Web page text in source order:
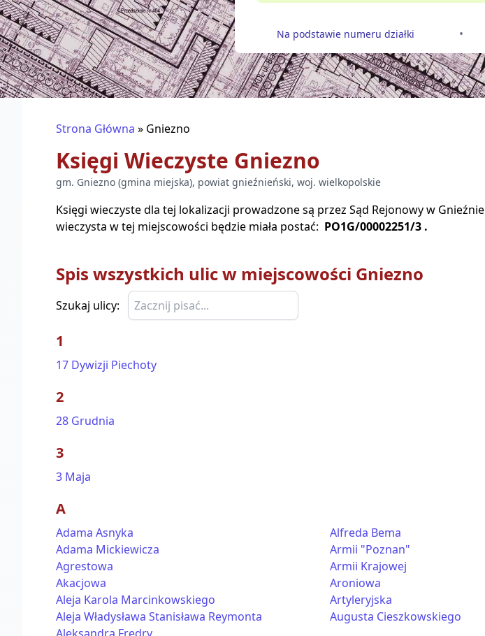
Na podstawie numeru działki •
Strona Główna » Gniezno
Księgi Wieczyste Gniezno
gm. Gniezno (gmina miejska), powiat gnieźnieński, woj. wielkopolskie
Księgi wieczyste dla tej lokalizacji prowadzone są przez Sąd Rejonowy w Gnieźnie
wieczysta w tej miejscowości będzie miała postać: PO1G/00002251/3 .
Spis wszystkich ulic w miejscowości Gniezno
Szukaj ulicy:
1
17 Dywizji Piechoty
2
28 Grudnia
3
3 Maja
A
Adama Asnyka
Adama Mickiewicza
Agrestowa
Akacjowa
Aleja Karola Marcinkowskiego
Aleja Władysława Stanisława Reymonta
Alfreda Bema
Armii "Poznan"
Armii Krajowej
Aroniowa
Artyleryjska
Augusta Cieszkowskiego